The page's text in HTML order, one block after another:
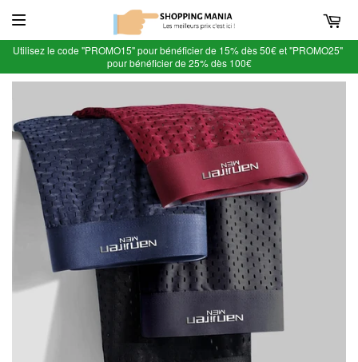
Utilisez le code "PROMO15" pour bénéficier de 15% dès 50€ et "PROMO25"
pour bénéficier de 25% dès 100€